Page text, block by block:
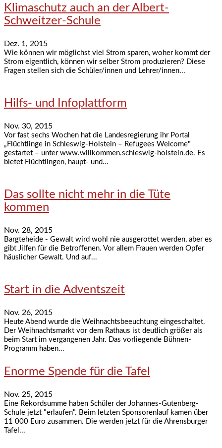
Klimaschutz auch an der Albert-
Schweitzer-Schule
Dez. 1, 2015
Wie können wir möglichst viel Strom sparen, woher kommt der
Strom eigentlich, können wir selber Strom produzieren? Diese
Fragen stellen sich die Schüler/innen und Lehrer/innen...
Hilfs- und Infoplattform
Nov. 30, 2015
Vor fast sechs Wochen hat die Landesregierung ihr Portal
„Flüchtlinge in Schleswig-Holstein – Refugees Welcome"
gestartet – unter www.willkommen.schleswig-holstein.de. Es
bietet Flüchtlingen, haupt- und...
Das sollte nicht mehr in die Tüte
kommen
Nov. 28, 2015
Bargteheide - Gewalt wird wohl nie ausgerottet werden, aber es
gibt Jilfen für die Betroffenen. Vor allem Frauen werden Opfer
häuslicher Gewalt. Und auf...
Start in die Adventszeit
Nov. 26, 2015
Heute Abend wurde die Weihnachtsbeeuchtung eingeschaltet.
Der Weihnachtsmarkt vor dem Rathaus ist deutlich größer als
beim Start im vergangenen Jahr. Das vorliegende Bühnen-
Programm haben...
Enorme Spende für die Tafel
Nov. 25, 2015
Eine Rekordsumme haben Schüler der Johannes-Gutenberg-
Schule jetzt "erlaufen". Beim letzten Sponsorenlauf kamen über
11 000 Euro zusammen. Die werden jetzt für die Ahrensburger
Tafel...